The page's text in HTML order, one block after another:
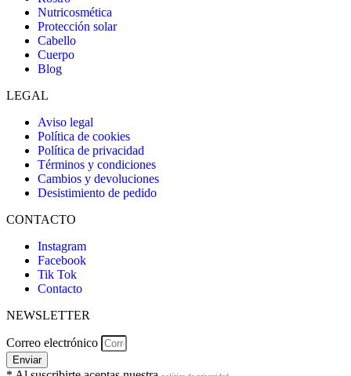
Nutricosmética
Protección solar
Cabello
Cuerpo
Blog
LEGAL
Aviso legal
Política de cookies
Política de privacidad
Términos y condiciones
Cambios y devoluciones
Desistimiento de pedido
CONTACTO
Instagram
Facebook
Tik Tok
Contacto
NEWSLETTER
Correo electrónico
Enviar